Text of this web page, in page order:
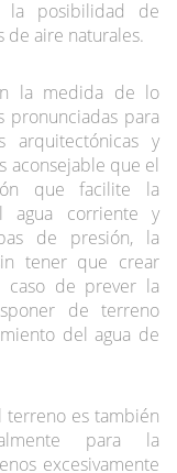
la posibilidad de
de aire naturales.
la medida de lo
para
arquitectónicas y
aconsejable que el
que facilite la
agua corriente y
de presión, la
tener que crear
caso de prever la
de terreno
del agua de
terreno es también
para la
excesivamente